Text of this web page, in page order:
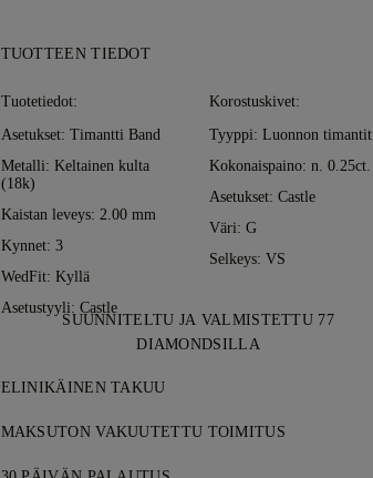
TUOTTEEN TIEDOT
Tuotetiedot:
Asetukset: Timantti Band
Metalli: Keltainen kulta
(18k)
Kaistan leveys: 2.00 mm
Kynnet: 3
WedFit: Kyllä
Asetustyyli: Castle
Korostuskivet:
Tyyppi: Luonnon timantit
Kokonaispaino: n. 0.25ct.
Asetukset: Castle
Väri: G
Selkeys: VS
SUUNNITELTU JA VALMISTETTU 77
DIAMONDSILLA
Korutaiteen mestaruutta, yksi koru kerrallaan, 77
ELINIKÄINEN TAKUU
Kaikki 77 Diamonds -ostokset sisältävät elinikäisen
MAKSUTON VAKUUTETTU TOIMITUS
Kaikki postikulut ovat maksuttomia, riippumatta siitä,